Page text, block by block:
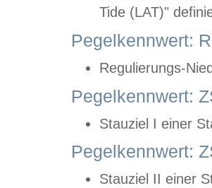
Tide (LAT)"
Pegelkennwert:
Regulierungs-
Pegelkennwert:
Stauziel I einer
Pegelkennwert:
Stauziel II einer